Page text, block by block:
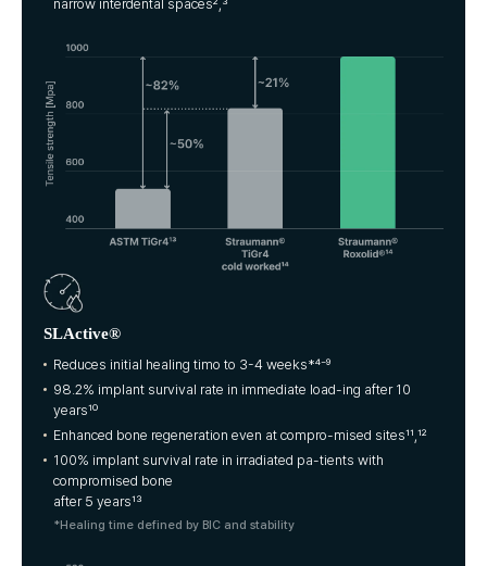
narrow interdental spaces²,³
SLActive®
Reduces initial healing timo to 3-4 weeks*⁴⁻⁹
98.2% implant survival rate in immediate load-ing after 10
years¹⁰
Enhanced bone regeneration even at compro-mised sites¹¹,¹²
100% implant survival rate in irradiated pa-tients with
compromised bone
after 5 years¹³
*Healing time defined by BIC and stability